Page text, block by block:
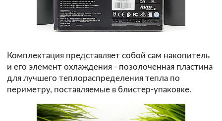
Комплектация представляет собой сам накопитель
и его элемент охлаждения - позолоченная пластина
для лучшего теплораспределения тепла по
периметру, поставляемые в блистер-упаковке.